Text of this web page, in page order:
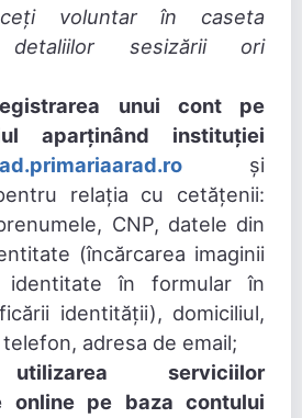
voluntar în caseta
detaliilor sesizării ori
unui cont pe
aparținând instituției
și
relația cu cetățenii:
CNP, datele din
(încărcarea imaginii
identitate în formular în
identității), domiciliul,
adresa de email;
serviciilor
online pe baza contului